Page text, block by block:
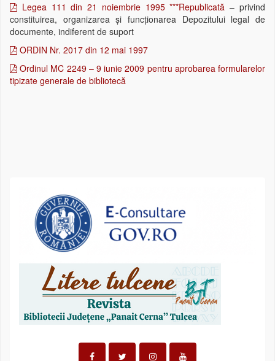
Legea 111 din 21 noiembrie 1995 ***Republicată– privind
constituirea, organizarea și funcționarea Depozitului legal de
documente, indiferent de suport
ORDIN Nr. 2017 din 12 mai 1997
Ordinul MC 2249 – 9 iunie 2009 pentru aprobarea formularelor
tipizate generale de bibliotecă